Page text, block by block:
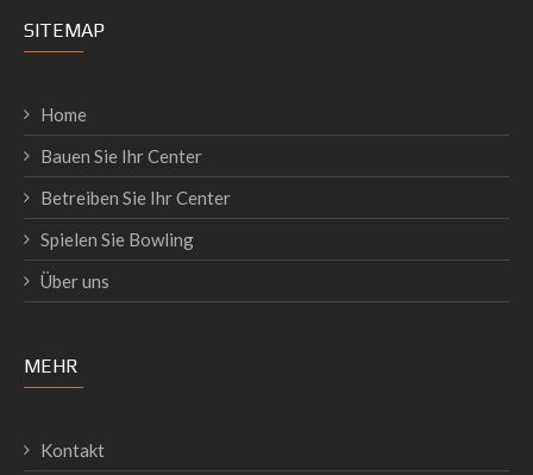
SITEMAP
Home
Bauen Sie Ihr Center
Betreiben Sie Ihr Center
Spielen Sie Bowling
Über uns
MEHR
Kontakt